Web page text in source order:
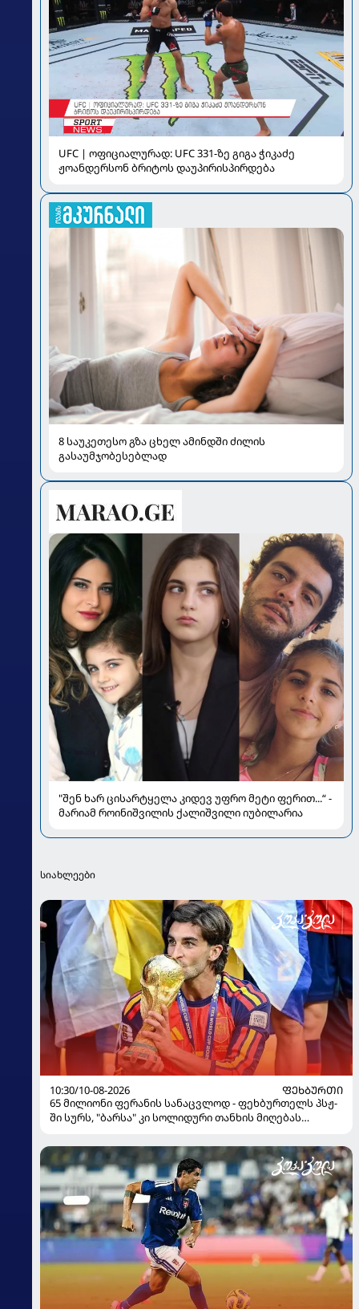
UFC | ოფიციალურად: UFC 331-ზე გიგა ჭიკაძე
ჟოანდერსონ ბრიტოს დაუპირისპირდება
8 საუკეთესო გზა ცხელ ამინდში ძილის
გასაუმჯობესებლად
"შენ ხარ ცისარტყელა კიდევ უფრო მეტი ფერით...“ -
მარიამ როინიშვილის ქალიშვილი იუბილარია
სიახლეები
10:30/10-08-2026
ᲤᲔᲮᲑᲣᲠᲗᲘ
65 მილიონი ფერანის სანაცვლოდ - ფეხბურთელს პსჟ-
ში სურს, "ბარსა" კი სოლიდური თანხის მიღებას